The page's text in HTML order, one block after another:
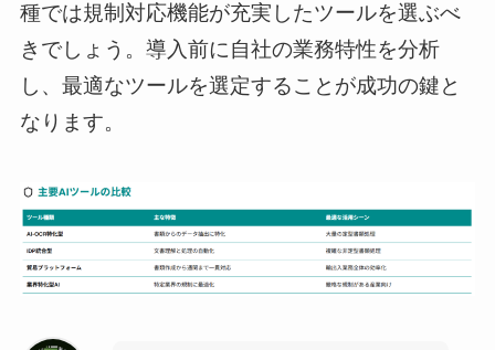
種では規制対応機能が充実したツールを選ぶべ
きでしょう。導入前に自社の業務特性を分析
し、最適なツールを選定することが成功の鍵と
なります。